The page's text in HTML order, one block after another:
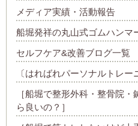
メディア実績・活動報告
船堀発祥の丸山式ゴムハンマ
セルフケア&改善ブログ一覧
〔はればれパーソナルトレー
［船堀で整形外科・整骨院
ら良いの？］